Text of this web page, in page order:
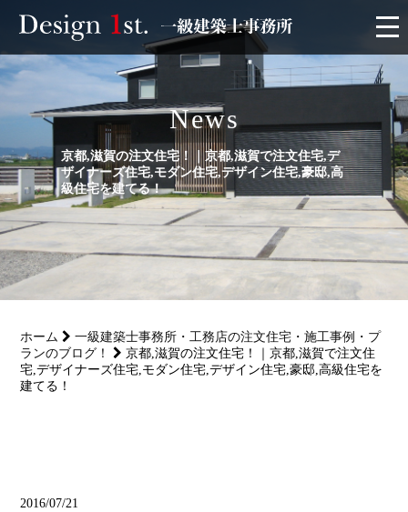
モニター
施工実績・施工事例
リフォーム
サービス
会社概要
News
京都,滋賀の注文住宅！｜京都,滋賀で注文住宅,デ
ザイナーズ住宅,モダン住宅,デザイン住宅,豪邸,高
級住宅を建てる！
ホーム
一級建築士事務所・工務店の注文住宅・施工事例・プ
ランのブログ！
京都,滋賀の注文住宅！｜京都,滋賀で注文住
宅,デザイナーズ住宅,モダン住宅,デザイン住宅,豪邸,高級住宅を
建てる！
2016/07/21